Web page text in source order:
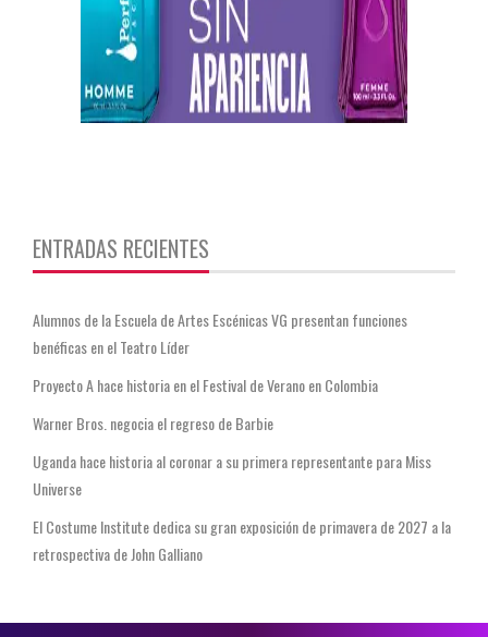
ENTRADAS RECIENTES
Alumnos de la Escuela de Artes Escénicas VG presentan funciones
benéficas en el Teatro Líder
Proyecto A hace historia en el Festival de Verano en Colombia
Warner Bros. negocia el regreso de Barbie
Uganda hace historia al coronar a su primera representante para Miss
Universe
El Costume Institute dedica su gran exposición de primavera de 2027 a la
retrospectiva de John Galliano